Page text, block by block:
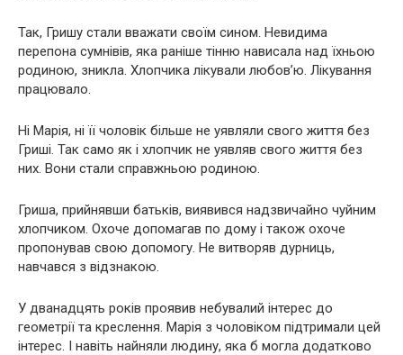
Так, Гришу стали вважати своїм сином. Невидима
перепона сумнівів, яка раніше тінню нависала над їхньою
родиною, зникла. Хлопчика лікували любов’ю. Лікування
працювало.
Ні Марія, ні її чоловік більше не уявляли свого життя без
Гриші. Так само як і хлопчик не уявляв свого життя без
них. Вони стали справжньою родиною.
Гриша, прийнявши батьків, виявився надзвичайно чуйним
хлопчиком. Охоче допомагав по дому і також охоче
пропонував свою допомогу. Не витворяв дурниць,
навчався з відзнакою.
У дванадцять років проявив небувалий інтерес до
геометрії та креслення. Марія з чоловіком підтримали цей
інтерес. І навіть найняли людину, яка б могла додатково